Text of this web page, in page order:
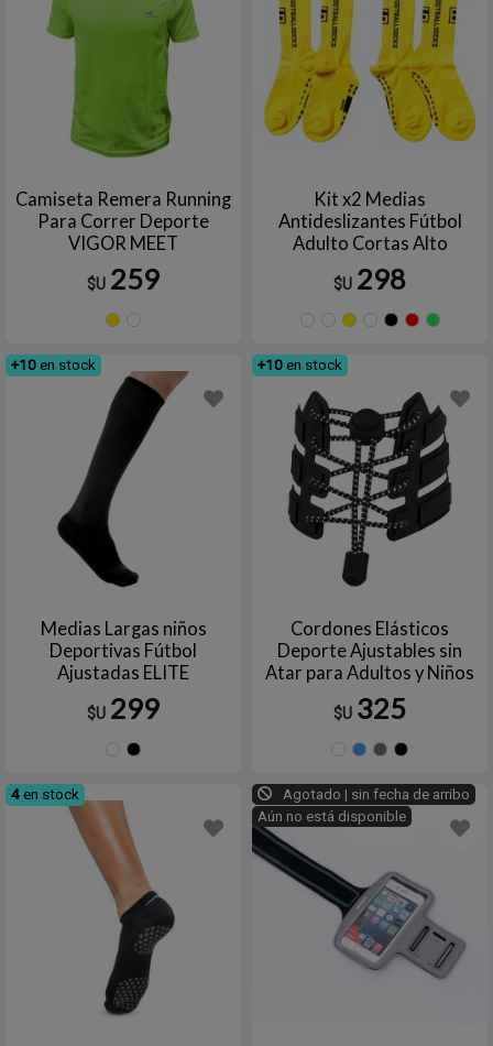
Camiseta Remera Running
Para Correr Deporte
VIGOR MEET
$U 259
Kit x2 Medias
Antideslizantes Fútbol
Adulto Cortas Alto
Rendimiento
$U 298
AZULAzulAmarillo
+10 en stock
Medias Largas niños
Deportivas Fútbol
Ajustadas ELITE
$U 299
+10 en stock
Cordones Elásticos
Deporte Ajustables sin
Atar para Adultos y Niños
TPUY
$U 325
4 en stock
Agotado | sin fecha de arribo
Aún no está disponible